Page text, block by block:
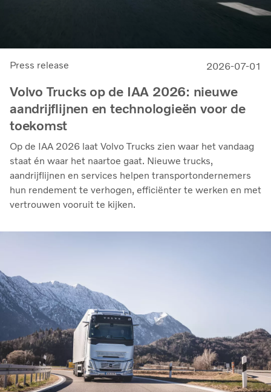
Press release 2026-07-01
Volvo Trucks op de IAA 2026: nieuwe
aandrijflijnen en technologieën voor de
toekomst
Op de IAA 2026 laat Volvo Trucks zien waar het vandaag
staat én waar het naartoe gaat. Nieuwe trucks,
aandrijflijnen en services helpen transportondernemers
hun rendement te verhogen, efficiënter te werken en met
vertrouwen vooruit te kijken.